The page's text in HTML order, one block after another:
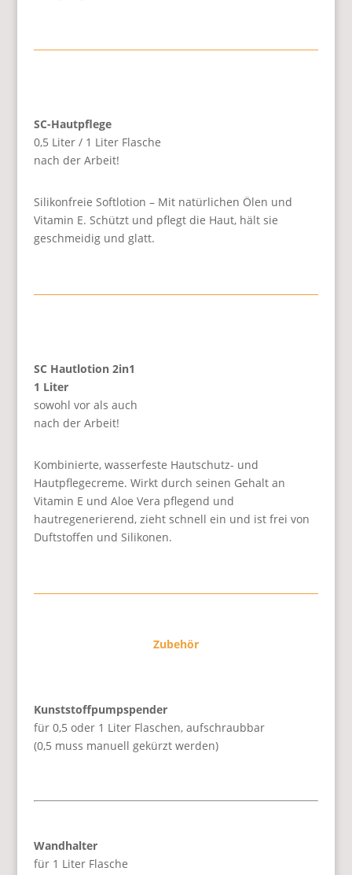
SC-Hautpflege
0,5 Liter / 1 Liter Flasche
nach der Arbeit!
Silikonfreie Softlotion – Mit natürlichen Ölen und
Vitamin E. Schützt und pflegt die Haut, hält sie
geschmeidig und glatt.
SC Hautlotion 2in1
1 Liter
sowohl vor als auch
nach der Arbeit!
Kombinierte, wasserfeste Hautschutz- und
Hautpflegecreme. Wirkt durch seinen Gehalt an
Vitamin E und Aloe Vera pflegend und
hautregenerierend, zieht schnell ein und ist frei von
Duftstoffen und Silikonen.
Zubehör
Kunststoffpumpspender
für 0,5 oder 1 Liter Flaschen, aufschraubbar
(0,5 muss manuell gekürzt werden)
Wandhalter
für 1 Liter Flasche